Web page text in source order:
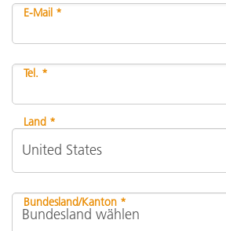
E-Mail *
Tel. *
Land *
Bundesland/Kanton *